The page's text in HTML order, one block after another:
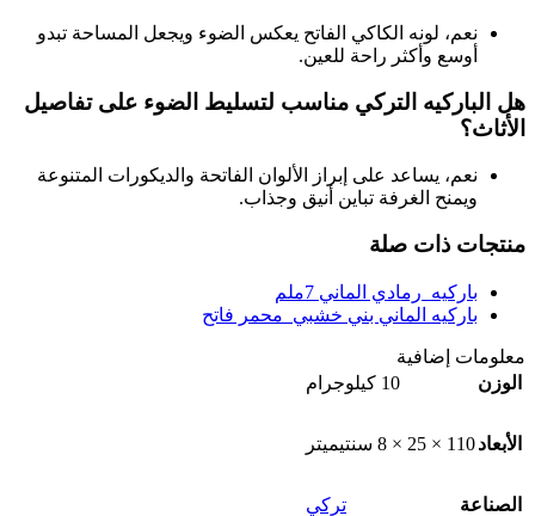
نعم، لونه الكاكي الفاتح يعكس الضوء ويجعل المساحة تبدو
أوسع وأكثر راحة للعين.
هل الباركيه التركي مناسب لتسليط الضوء على تفاصيل
الأثاث؟
نعم، يساعد على إبراز الألوان الفاتحة والديكورات المتنوعة
ويمنح الغرفة تباين أنيق وجذاب.
منتجات ذات صلة
باركيه رمادي الماني 7ملم
باركيه الماني بني خشبي محمر فاتح
معلومات إضافية
الوزن
10 كيلوجرام
الأبعاد110 × 25 × 8 سنتيميتر
الصناعة تركي